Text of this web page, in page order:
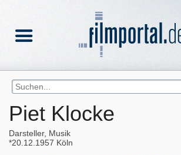
Piet Klocke
Darsteller, Musik
20.12.1957 Köln